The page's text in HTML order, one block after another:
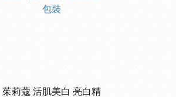
茱莉蔻 活肌美白 亮白精